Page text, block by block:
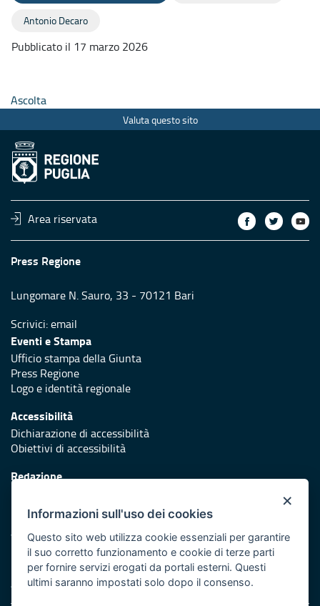
Antonio Decaro
Pubblicato il 17 marzo 2026
Ascolta
Valuta questo sito
Area riservata
Press Regione
Lungomare N. Sauro, 33 - 70121 Bari
Scrivici:email
Eventi e Stampa
Ufficio stampa della Giunta
Press Regione
Logo e identità regionale
Accessibilità
Dichiarazione di accessibilità
Obiettivi di accessibilità
Redazione
Protezione civile
Vai al sito di Protezione Civile Puglia
Iniziativa finanziata con risorse del POR Puglia 2014/2020 -
Asse XI
×
Informazioni sull'uso dei cookies
Questo sito web utilizza cookie essenziali per garantire
il suo corretto funzionamento e cookie di terze parti
per fornire servizi erogati da portali esterni. Questi
ultimi saranno impostati solo dopo il consenso.